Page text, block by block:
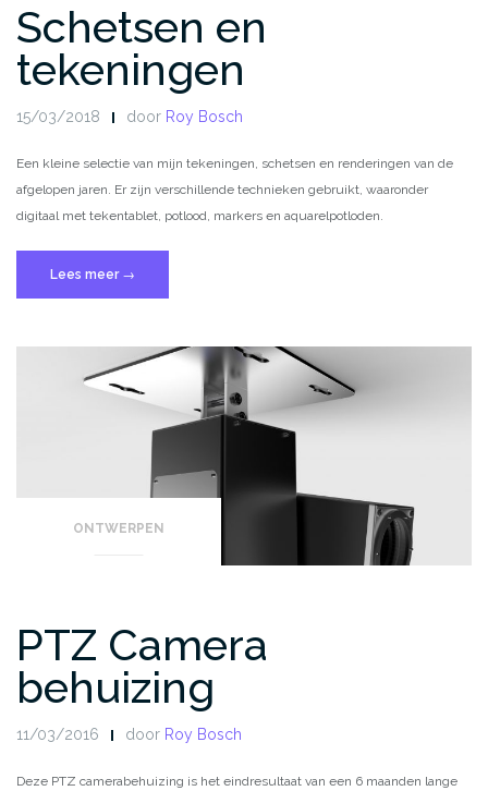
Schetsen en
tekeningen
15/03/2018 door Roy Bosch
Een kleine selectie van mijn tekeningen, schetsen en renderingen van de
afgelopen jaren. Er zijn verschillende technieken gebruikt, waaronder
digitaal met tekentablet, potlood, markers en aquarelpotloden.
Lees meer “Schetsen
en
→
ONTWERPEN
PTZ Camera
behuizing
11/03/2016 door Roy Bosch
Deze PTZ camerabehuizing is het eindresultaat van een 6 maanden lange